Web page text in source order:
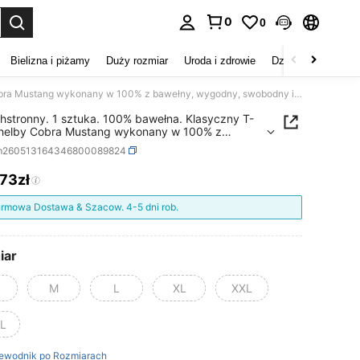
0 0
Bielizna i piżamy Duży rozmiar Uroda i zdrowie Dzieci
Wszechstronny. 1 sztuka. 100% bawełna. Klasyczny T-shirt Shelby Cobra Mustang wykonany w 100% z bawełny, wygodny, swobodny i przewiewny. Modny krój.
1 sztuka. 100% bawełna. Klasyczny T-
Cobra Mustang wykonany w 100% z
wygodny, swobodny i przewiewny. Modny
AND AVAILABILITY
Dostawa & Szacow. 4-5 dni rob.
M L XL XXL
po Rozmiarach